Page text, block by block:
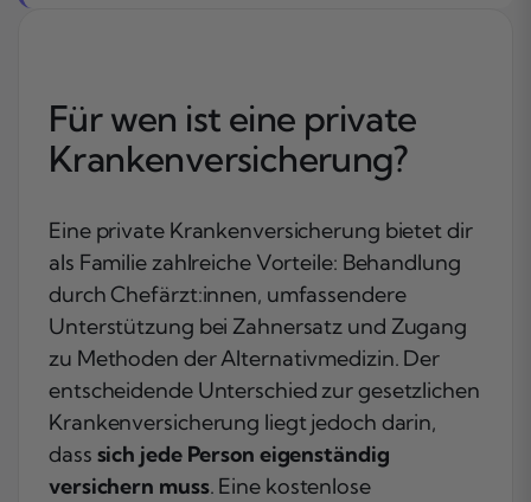
Für wen ist eine private
Krankenversicherung?
Eine private Krankenversicherung bietet dir
als Familie zahlreiche Vorteile: Behandlung
durch Chefärzt:innen, umfassendere
Unterstützung bei Zahnersatz und Zugang
zu Methoden der Alternativmedizin. Der
entscheidende Unterschied zur gesetzlichen
Krankenversicherung liegt jedoch darin,
dass sich jede Person eigenständig
versichern muss. Eine kostenlose